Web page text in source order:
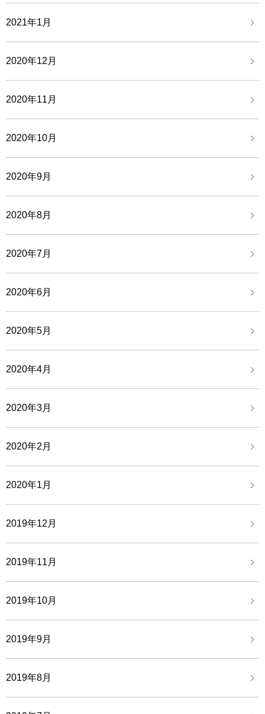
2021年1月
2020年12月
2020年11月
2020年10月
2020年9月
2020年8月
2020年7月
2020年6月
2020年5月
2020年4月
2020年3月
2020年2月
2020年1月
2019年12月
2019年11月
2019年10月
2019年9月
2019年8月